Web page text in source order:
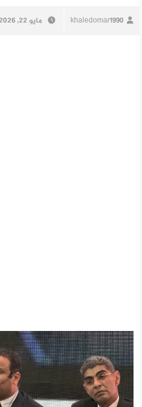
khaledomar1990 مايو 22, 2026